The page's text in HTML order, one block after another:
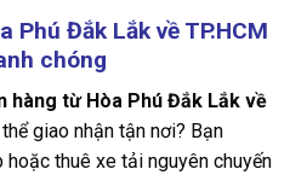
Phú Đắk Lắk về TP.HCM
chóng
hàng từ Hòa Phú Đắk Lắk về
giao nhận tận nơi? Bạn
hoặc thuê xe tải nguyên chuyến